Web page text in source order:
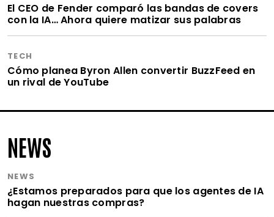
El CEO de Fender comparó las bandas de covers
con la IA… Ahora quiere matizar sus palabras
TECH
Cómo planea Byron Allen convertir BuzzFeed en
un rival de YouTube
NEWS
NEWS
¿Estamos preparados para que los agentes de IA
hagan nuestras compras?